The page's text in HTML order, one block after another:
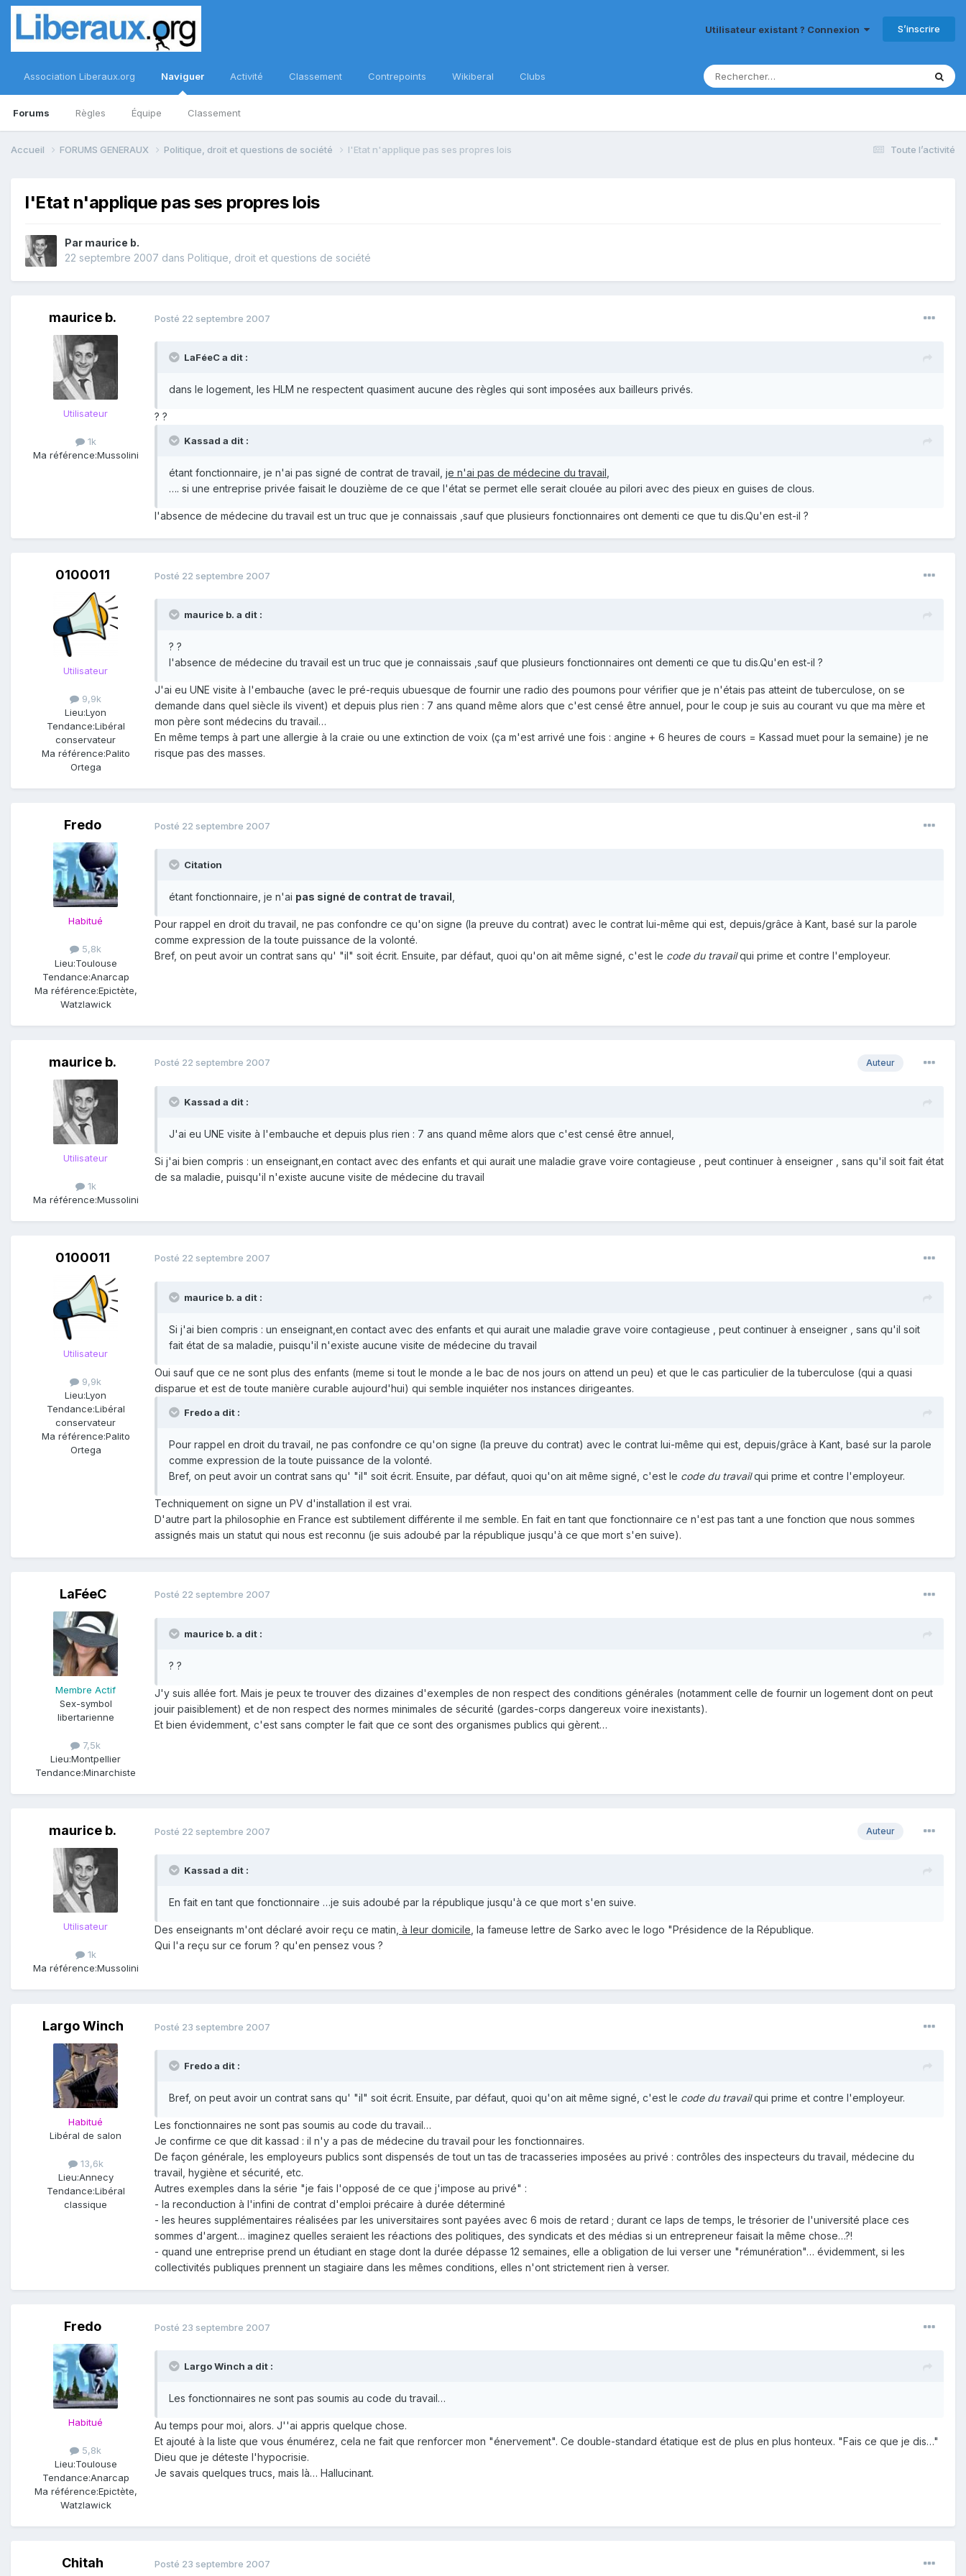
Utilisateur existant ? Connexion S’inscrire
Association Liberaux.org Naviguer
Forums Règles Équipe Classement
Activité Classement Contrepoints Wikiberal Clubs
Toute l’activité
Accueil FORUMS GENERAUX Politique, droit et questions de société l'Etat n'applique pas ses propres lois
l'Etat n'applique pas ses propres lois
Par maurice b.
22 septembre 2007 dans Politique, droit et questions de société
maurice b.
Utilisateur
1k
Ma référence:Mussolini
Posté 22 septembre 2007
LaFéeC a dit :
dans le logement, les HLM ne respectent quasiment aucune des règles qui sont imposées aux bailleurs privés.
? ?
Kassad a dit :
étant fonctionnaire, je n'ai pas signé de contrat de travail, je n'ai pas de médecine du travail
…. si une entreprise privée faisait le douzième de ce que l'état se permet elle serait clouée au pilori avec des pieux en guises de clous.
l'absence de médecine du travail est un truc que je connaissais ,sauf que plusieurs fonctionnaires ont dementi ce que tu dis.Qu'en est-il ?
0100011
Utilisateur
9,9k
Lieu:Lyon
Tendance:Libéral
conservateur
Ma référence:Palito
Ortega
Posté 22 septembre 2007
maurice b. a dit :
? ?
l'absence de médecine du travail est un truc que je connaissais ,sauf que plusieurs fonctionnaires ont dementi ce que tu dis.Qu'en est-il ?
J'ai eu UNE visite à l'embauche (avec le pré-requis ubuesque de fournir une radio des poumons pour vérifier que je n'étais pas atteint de tuberculose, on se
demande dans quel siècle ils vivent) et depuis plus rien : 7 ans quand même alors que c'est censé être annuel, pour le coup je suis au courant vu que ma mère et
mon père sont médecins du travail…
En même temps à part une allergie à la craie ou une extinction de voix (ça m'est arrivé une fois : angine + 6 heures de cours = Kassad muet pour la semaine) je ne
risque pas des masses.
Fredo
Habitué
5,8k
Lieu:Toulouse
Tendance:Anarcap
Ma référence:Epictète,
Watzlawick
Posté 22 septembre 2007
Citation
étant fonctionnaire, je n'ai pas signé de contrat de travail
Pour rappel en droit du travail, ne pas confondre ce qu'on signe (la preuve du contrat) avec le contrat lui-même qui est, depuis/grâce à Kant, basé sur la parole
comme expression de la toute puissance de la volonté.
Bref, on peut avoir un contrat sans qu' "il" soit écrit. Ensuite, par défaut, quoi qu'on ait même signé, c'est le code du travailqui prime et contre l'employeur.
maurice b.
Utilisateur
1k
Ma référence:Mussolini
Auteur
Posté 22 septembre 2007
Kassad a dit :
J'ai eu UNE visite à l'embauche et depuis plus rien : 7 ans quand même alors que c'est censé être annuel,
Si j'ai bien compris : un enseignant,en contact avec des enfants et qui aurait une maladie grave voire contagieuse , peut continuer à enseigner , sans qu'il soit fait état
de sa maladie, puisqu'il n'existe aucune visite de médecine du travail
0100011
Utilisateur
9,9k
Lieu:Lyon
Tendance:Libéral
conservateur
Ma référence:Palito
Ortega
Posté 22 septembre 2007
maurice b. a dit :
Si j'ai bien compris : un enseignant,en contact avec des enfants et qui aurait une maladie grave voire contagieuse , peut continuer à enseigner , sans qu'il soit
fait état de sa maladie, puisqu'il n'existe aucune visite de médecine du travail
Oui sauf que ce ne sont plus des enfants (meme si tout le monde a le bac de nos jours on attend un peu) et que le cas particulier de la tuberculose (qui a quasi
disparue et est de toute manière curable aujourd'hui) qui semble inquiéter nos instances dirigeantes.
Fredo a dit :
Pour rappel en droit du travail, ne pas confondre ce qu'on signe (la preuve du contrat) avec le contrat lui-même qui est, depuis/grâce à Kant, basé sur la parole
comme expression de la toute puissance de la volonté.
Bref, on peut avoir un contrat sans qu' "il" soit écrit. Ensuite, par défaut, quoi qu'on ait même signé, c'est le code du travailqui prime et contre l'employeur.
Techniquement on signe un PV d'installation il est vrai.
D'autre part la philosophie en France est subtilement différente il me semble. En fait en tant que fonctionnaire ce n'est pas tant a une fonction que nous sommes
assignés mais un statut qui nous est reconnu (je suis adoubé par la république jusqu'à ce que mort s'en suive).
LaFéeC
Membre Actif
Sex-symbol
libertarienne
7,5k
Lieu:Montpellier
Tendance:Minarchiste
Posté 22 septembre 2007
maurice b. a dit :
? ?
J'y suis allée fort. Mais je peux te trouver des dizaines d'exemples de non respect des conditions générales (notamment celle de fournir un logement dont on peut
jouir paisiblement) et de non respect des normes minimales de sécurité (gardes-corps dangereux voire inexistants).
Et bien évidemment, c'est sans compter le fait que ce sont des organismes publics qui gèrent…
maurice b.
Utilisateur
1k
Ma référence:Mussolini
Auteur
Posté 22 septembre 2007
Kassad a dit :
En fait en tant que fonctionnaire …je suis adoubé par la république jusqu'à ce que mort s'en suive.
Des enseignants m'ont déclaré avoir reçu ce matin, à leur domicile , la fameuse lettre de Sarko avec le logo "Présidence de la République.
Qui l'a reçu sur ce forum ? qu'en pensez vous ?
Largo Winch
Habitué
Libéral de salon
13,6k
Lieu:Annecy
Tendance:Libéral
classique
Posté 23 septembre 2007
Fredo a dit :
Bref, on peut avoir un contrat sans qu' "il" soit écrit. Ensuite, par défaut, quoi qu'on ait même signé, c'est le code du travailqui prime et contre l'employeur.
Les fonctionnaires ne sont pas soumis au code du travail…
Je confirme ce que dit kassad : il n'y a pas de médecine du travail pour les fonctionnaires.
De façon générale, les employeurs publics sont dispensés de tout un tas de tracasseries imposées au privé : contrôles des inspecteurs du travail, médecine du
travail, hygiène et sécurité, etc.
Autres exemples dans la série "je fais l'opposé de ce que j'impose au privé" :
- la reconduction à l'infini de contrat d'emploi précaire à durée déterminé
- les heures supplémentaires réalisées par les universitaires sont payées avec 6 mois de retard ; durant ce laps de temps, le trésorier de l'université place ces
sommes d'argent… imaginez quelles seraient les réactions des politiques, des syndicats et des médias si un entrepreneur faisait la même chose…?!
- quand une entreprise prend un étudiant en stage dont la durée dépasse 12 semaines, elle a obligation de lui verser une "rémunération"… évidemment, si les
collectivités publiques prennent un stagiaire dans les mêmes conditions, elles n'ont strictement rien à verser.
Fredo
Habitué
5,8k
Lieu:Toulouse
Tendance:Anarcap
Ma référence:Epictète,
Watzlawick
Posté 23 septembre 2007
Largo Winch a dit :
Les fonctionnaires ne sont pas soumis au code du travail…
Au temps pour moi, alors. J''ai appris quelque chose.
Et ajouté à la liste que vous énumérez, cela ne fait que renforcer mon "énervement". Ce double-standard étatique est de plus en plus honteux. "Fais ce que je dis…"
Dieu que je déteste l'hypocrisie.
Je savais quelques trucs, mais là… Hallucinant.
Chitah Posté 23 septembre 2007